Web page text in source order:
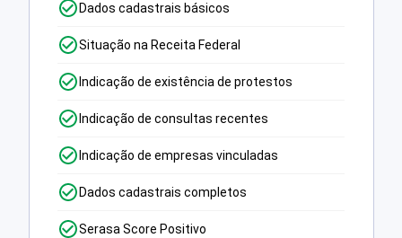
Dados cadastrais básicos
Situação na Receita Federal
Indicação de existência de protestos
Indicação de consultas recentes
Indicação de empresas vinculadas
Dados cadastrais completos
Serasa Score Positivo